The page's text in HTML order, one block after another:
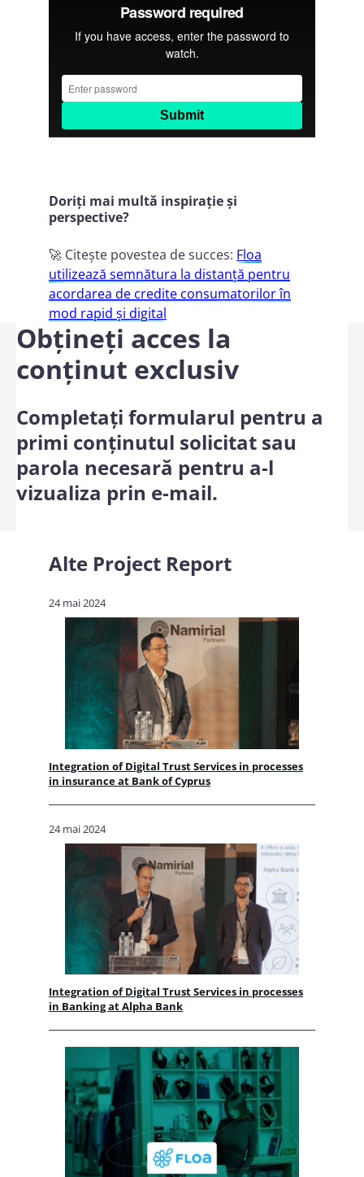
Doriți mai multă inspirație și
perspective?
🚀 Citește povestea de succes: Floa
utilizează semnătura la distanță pentru
acordarea de credite consumatorilor în
mod rapid și digital
Obțineți acces la
conținut exclusiv
Completați formularul pentru a
primi conținutul solicitat sau
parola necesară pentru a-l
vizualiza prin e-mail.
Alte Project Report
24 mai 2024
Integration of Digital Trust Services in processes
in insurance at Bank of Cyprus
24 mai 2024
Integration of Digital Trust Services in processes
in Banking at Alpha Bank